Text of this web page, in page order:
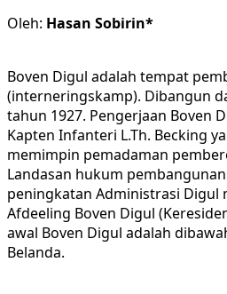
Oleh: Hasan Sobirin*
Boven Digul adalah tempat
(interneringskamp). Dibangun
tahun 1927. Pengerjaan Boven
Kapten Infanteri L.Th. Becking
memimpin pemadaman
Landasan hukum
peningkatan Administrasi Digul
Afdeeling Boven Digul
awal Boven Digul adalah
Belanda.